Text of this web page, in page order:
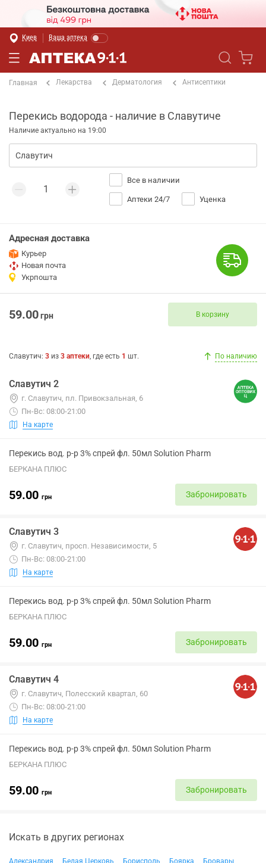
Киев Ваша аптека
Главная Лекарства Дерматология Антисептики
Перекись водорода - наличие в Славутиче
Наличие актуально на 19:00
Все в наличии
Аптеки 24/7 Уценка
Адресная доставка
Курьер
Новая почта
Укрпошта
59.00грн В корзину
Славутич: 3 из 3 аптеки, где есть 1 шт. По наличию
Славутич 2
г. Славутич, пл. Привокзальная, 6
Пн-Вс: 08:00-21:00
На карте
Перекись вод. р-р 3% спрей фл. 50мл Solution Pharm
БЕРКАНА ПЛЮС
59.00 грн Забронировать
Славутич 3
г. Славутич, просп. Независимости, 5
Пн-Вс: 08:00-21:00
На карте
Перекись вод. р-р 3% спрей фл. 50мл Solution Pharm
БЕРКАНА ПЛЮС
59.00 грн Забронировать
Славутич 4
г. Славутич, Полесский квартал, 60
Пн-Вс: 08:00-21:00
На карте
Перекись вод. р-р 3% спрей фл. 50мл Solution Pharm
БЕРКАНА ПЛЮС
59.00 грн Забронировать
Искать в других регионах
Александрия Белая Церковь Борисполь Боярка
Бровары